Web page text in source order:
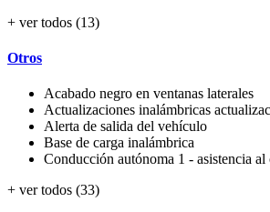
+ ver todos (13)
Otros
Acabado negro en ventanas laterales
Actualizaciones inalámbricas
Alerta de salida del vehículo
Base de carga inalámbrica
Conducción autónoma 1 - asistencia al
+ ver todos (33)